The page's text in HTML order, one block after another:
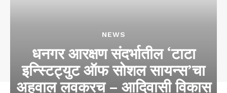
NEWS
धनगर आरक्षण संदर्भातील ‘टाटा
इन्स्टिट्युट ऑफ सोशल सायन्स’चा
अहवाल लवकरच – आदिवासी विकास